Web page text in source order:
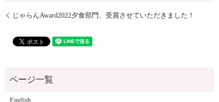
じゃらんAward2022夕食部門、受賞させていただきました！
English